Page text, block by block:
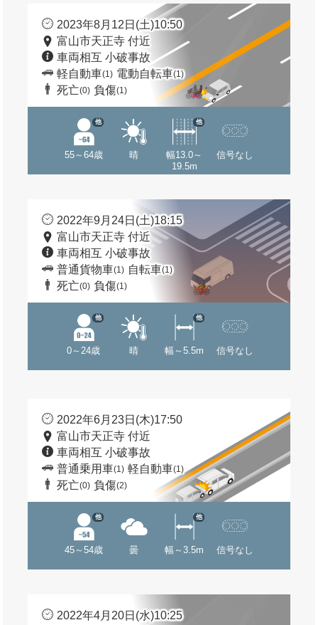
2023年8月12日(土)10:50
富山市天正寺 付近
車両相互 小破事故
軽自動車(1) 電動自転車(1)
死亡(0) 負傷(1)
55～64歳
他
晴
幅13.0～
19.5m
他
信号なし
2022年9月24日(土)18:15
富山市天正寺 付近
車両相互 小破事故
普通貨物車(1) 自転車(1)
死亡(0) 負傷(1)
0～24歳
他
晴 幅～5.5m
他
信号なし
2022年6月23日(木)17:50
富山市天正寺 付近
車両相互 小破事故
普通乗用車(1) 軽自動車(1)
死亡(0) 負傷(2)
45～54歳
他
曇 幅～3.5m
他
信号なし
2022年4月20日(水)10:25